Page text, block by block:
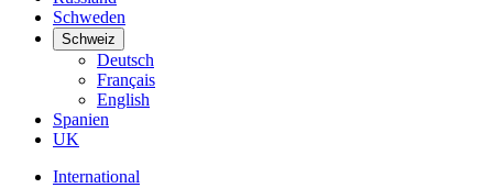
Schweden
Schweiz
Deutsch
Français
English
Spanien
UK
International